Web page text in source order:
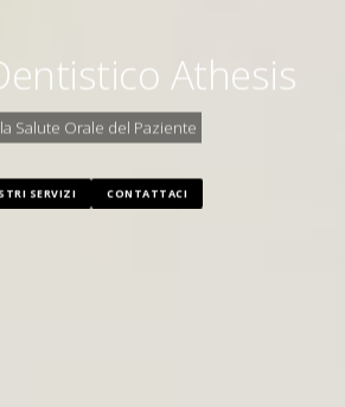
Athesis
Salute Orale del Paziente
SERVIZI CONTATTACI